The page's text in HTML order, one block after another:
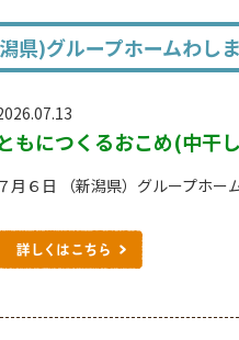
県)グループホームわしま
もにつくるおこめ(中干
月６日 （新潟県）グループホー